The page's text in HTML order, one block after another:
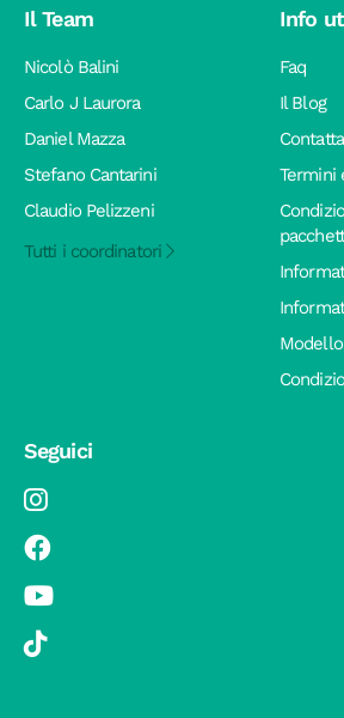
Il Team
Nicolò Balini
Carlo J Laurora
Daniel Mazza
Stefano Cantarini
Claudio Pelizzeni
Tutti i coordinatori
Info
Faq
Il Blog
Termini
Seguici